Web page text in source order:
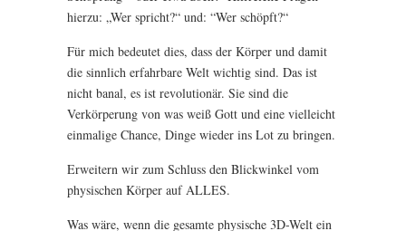
hierzu: „Wer spricht?“ und: “Wer schöpft?“
Für mich bedeutet dies, dass der Körper und damit
die sinnlich erfahrbare Welt wichtig sind. Das ist
nicht banal, es ist revolutionär. Sie sind die
Verkörperung von was weiß Gott und eine vielleicht
einmalige Chance, Dinge wieder ins Lot zu bringen.
Erweitern wir zum Schluss den Blickwinkel vom
physischen Körper auf ALLES.
Was wäre, wenn die gesamte physische 3D-Welt ein